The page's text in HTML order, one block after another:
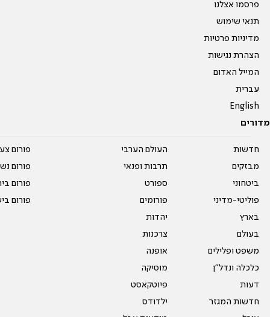
פרסמו אצלנו
תנאי שימוש
מדיניות פרטיות
הצהרת נגישות
המייל האדום
עברית
English
מדורים
חדשות
מבזקים
ביטחוני
פוליטי-מדיני
בארץ
בעולם
משפט ופלילים
כלכלה ונדל"ן
דעות
חדשות המגזר
העולם הערבי
תרבות ופנאי
ספורט
פורומים
יהדות
צרכנות
אופנה
מוסיקה
פיוטקאסט
ילדודס
פורום
פורום
פורום
פורום